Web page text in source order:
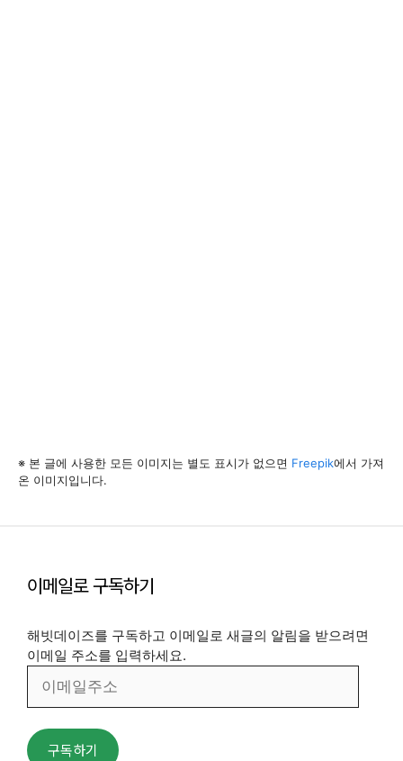
※ 본 글에 사용한 모든 이미지는 별도 표시가 없으면 Freepik에서 가져
온 이미지입니다.
이메일로 구독하기
해빗데이즈를 구독하고 이메일로 새글의 알림을 받으려면
이메일 주소를 입력하세요.
일
주
소
구독하기